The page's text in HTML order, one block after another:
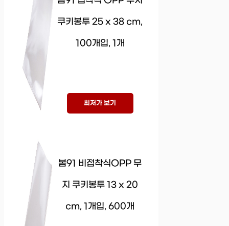
쿠키봉투 25 x 38 cm,
100개입, 1개
최저가 보기
봄91 비접착식OPP 무
지 쿠키봉투 13 x 20
cm, 1개입, 600개